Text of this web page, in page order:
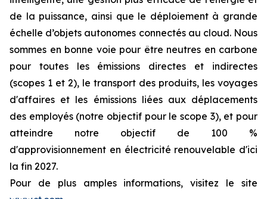
de la puissance, ainsi que le déploiement à grande
échelle d’objets autonomes connectés au cloud. Nous
sommes en bonne voie pour être neutres en carbone
pour toutes les émissions directes et indirectes
(scopes 1 et 2), le transport des produits, les voyages
d'affaires et les émissions liées aux déplacements
des employés (notre objectif pour le scope 3), et pour
atteindre notre objectif de 100 %
d'approvisionnement en électricité renouvelable d'ici
la fin 2027.
Pour de plus amples informations, visitez le site